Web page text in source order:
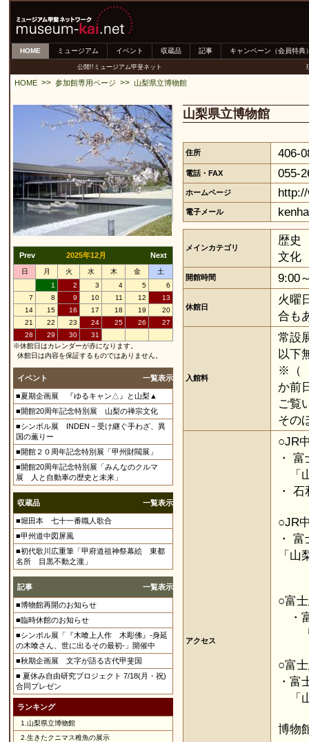
HOME ミュージアム イベント 収蔵品 記事 キャンペーン（会員特典
公開!!ミュージアム甲斐ネット
HOME >> 参加館専用ページ >> 山梨県立博物館
Prev 2025年12月 Next
日 月 火 水 木 金
土
1
2 3 4 5
6
7
8 9 10 11 12
13
14
15 16 17 18 19
20
21
22 23 24 25 26
27
28
29 30
31
※休館日はカレンダーが赤になります。
休館日は内容を保証するものではありません。
イベント 一覧表示
■夏期企画展 『ゆるキャン△』と山梨▲
■開館20周年記念特別展 山梨の禅宗文化
■シンボル展 INDEN－受け継ぐ手わざ、異
国の薫りー
■開館２０周年記念特別展「甲州財閥展」
■開館20周年記念特別展「みんなのクルマ
展 人と自動車の歴史と未来」
収蔵品 一覧表示
■堀田本 七十一番職人歌合
■甲州道中図屏風
■初代歌川広重筆「甲府道祖神祭幕絵 東都
名所 目黒不動之瀧」
記事 一覧表示
■博物館再開のお知らせ
■臨時休館のお知らせ
■シンボル展「『木喰上人作 木彫佛』-身延
の木喰さん、世に出るその最初‐」開催中
■秋期企画展 文字が語る古代甲斐国
■ 夏休み自由研究プロジェクト 7/18(月・祝)
合同プレゼン
ランキング
1. 山梨県立博物館
2. 生きたクニマス稚魚の展示
山梨県立博物館
住所 406-
電話・FAX 055-
ホームページ
電子メール
メインカテゴリ
歴史
文化
開館時間 9:00
休館日
火曜
合も
入館料
常設
以下
※（
か前
ご覧
その
アクセス
○JR
・
「
・
○JR
・
「
○富
・
「
○富
・
「
博物